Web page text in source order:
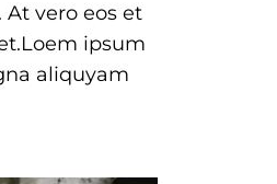
vero eos et
ipsum
aliquyam